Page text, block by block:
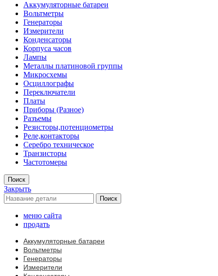
Аккумуляторные батареи
Вольтметры
Генераторы
Измерители
Конденсаторы
Корпуса часов
Лампы
Металлы платиновой группы
Микросхемы
Осциллографы
Переключатели
Платы
Приборы (Разное)
Разъемы
Резисторы,потенциометры
Реле,контакторы
Серебро техническое
Транзисторы
Частотомеры
Поиск
Закрыть
Поиск
меню сайта
продать
Аккумуляторные батареи
Вольтметры
Генераторы
Измерители